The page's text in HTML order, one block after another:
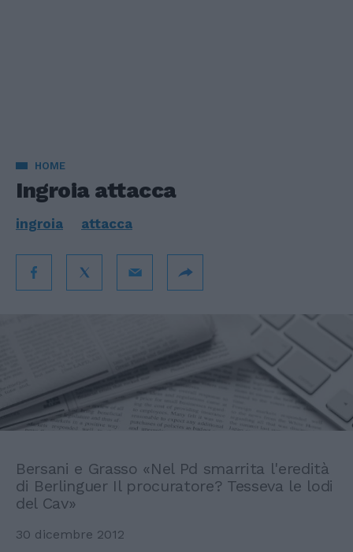
HOME
Ingroia attacca
ingroia attacca
Bersani e Grasso «Nel Pd smarrita l'eredità
di Berlinguer Il procuratore? Tesseva le lodi
del Cav»
30 dicembre 2012